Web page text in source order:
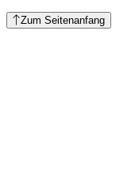
Zum Seitenanfang